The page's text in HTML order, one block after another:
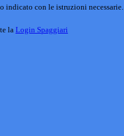
indicato con le istruzioni necessarie.
la Login Spaggiari